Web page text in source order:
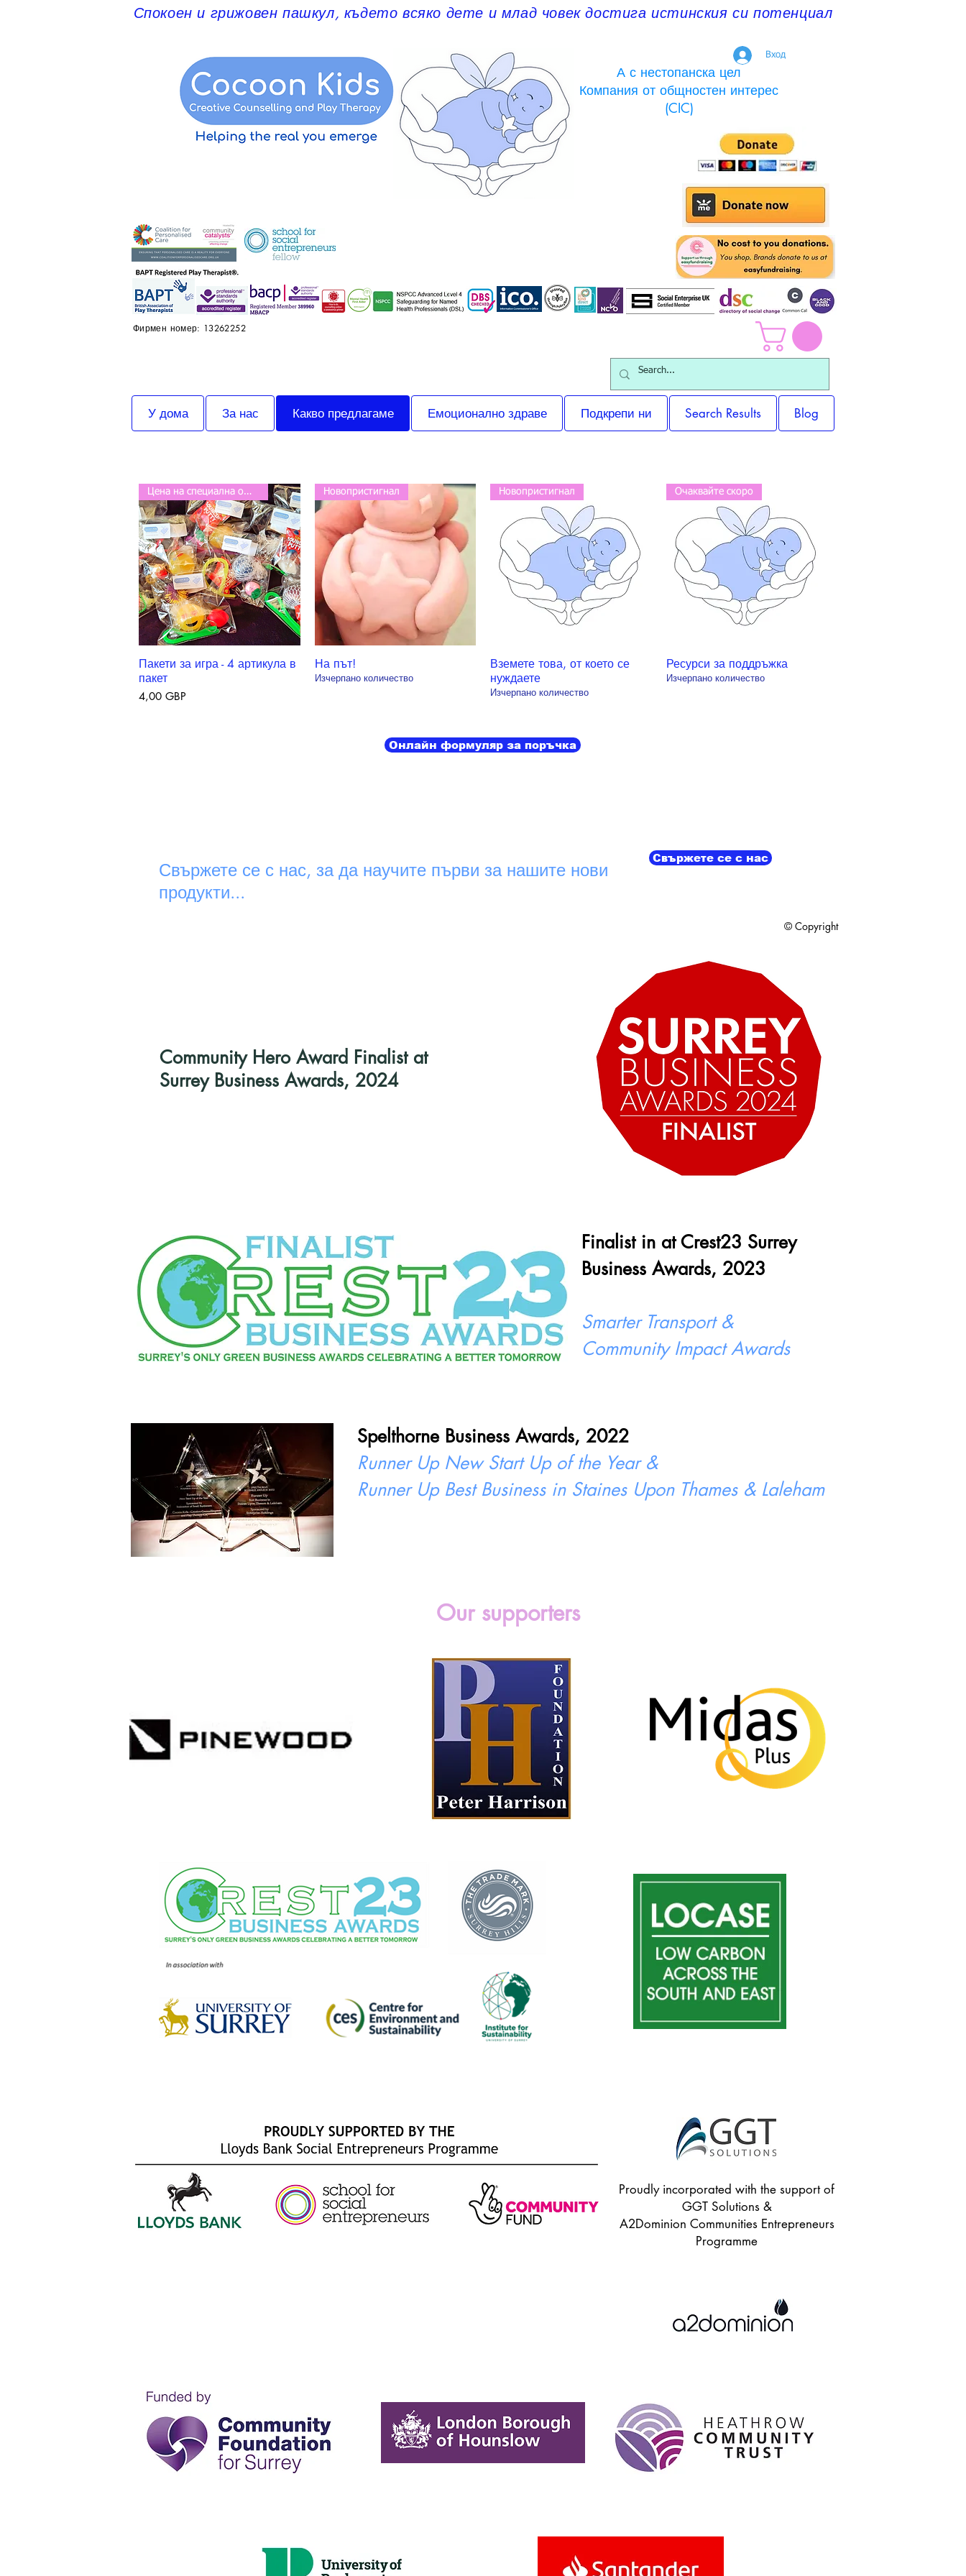
Спокоен и грижовен пашкул, където всяко дете и млад човек достига истинския си потенциал
А с нестопанска цел
Компания от общностен интерес
(CIC)
Вход
Фирмен номер: 13262252
У дома За нас Какво предлагаме Емоционално здраве Подкрепи ни Search Results Blog
Бърз преглед
Цена на специална оферта
Пакети за игра - 4 артикула в
пакет
Цена
4,00 GBP
Новопристигнал
На път!
Изчерпано количество
Бърз преглед
Новопристигнал
Вземете това, от което се
нуждаете
Изчерпано количество
Бърз преглед
Очаквайте скоро
Ресурси за поддръжка
Изчерпано количество
Онлайн формуляр за поръчка
Свържете се с нас, за да научите първи за нашите нови
продукти...
Свържете се с нас
© Copyright
Community Hero Award Finalist at
Surrey Business Awards, 2024
Finalist in at Crest23 Surrey
Business Awards, 2023
Smarter Transport &
Community Impact Awards
Spelthorne Business Awards, 2022
Runner Up New Start Up of the Year &
Runner Up Best Business in Staines Upon Thames & Laleham
Our supporters
Proudly incorporated with the support of
GGT Solutions &
A2Dominion Communities Entrepreneurs
Programme